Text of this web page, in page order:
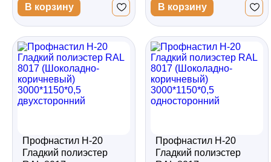
3000*1150*0,45
односторонний
В корзину
3000*1150*0,45
двухсторонний
В корзину
Профнастил Н-20
Гладкий полиэстер
Профнастил Н-20
Гладкий полиэстер